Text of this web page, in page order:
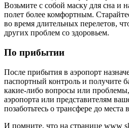
Возьмите с собой маску для сна и
полет более комфортным.
во время длительных перелетов,
других проблем со здоровьем.
По прибытии
После прибытия в аэропорт
паспортный контроль и получите
какие-либо вопросы или
аэропорта или представителям
позаботьтесь о трансфере до
И помните, что на странице www